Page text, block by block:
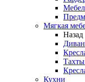
Мягкая
Назад
Кухни